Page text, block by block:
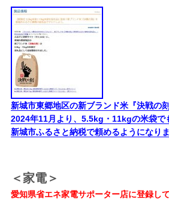
新城市東郷地区の新ブランド米『決戦の
2024年11月より、5.5kg・11kgの米袋で
新城市ふるさと納税で頼めるようになり
＜家電＞
愛知県省エネ家電サポーター店に登録し